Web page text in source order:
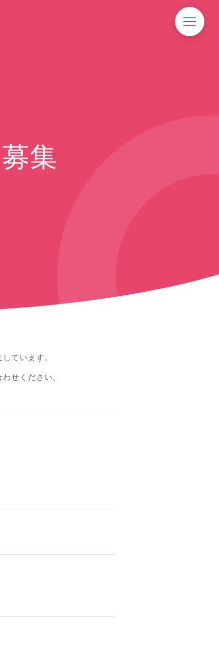
集
ています。
せください。